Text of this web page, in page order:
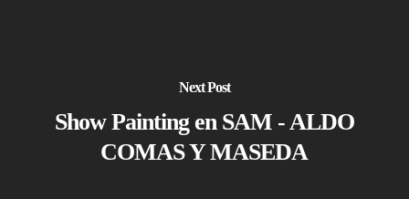
Next Post
Show Painting en SAM - ALDO
COMAS Y MASEDA